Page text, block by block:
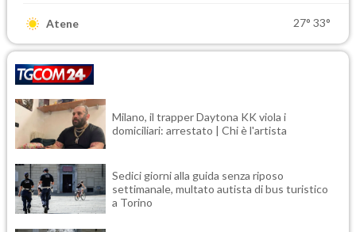
Atene 27° 33°
Milano, il trapper Daytona KK viola i
domiciliari: arrestato | Chi è l'artista
Sedici giorni alla guida senza riposo
settimanale, multato autista di bus turistico
a Torino